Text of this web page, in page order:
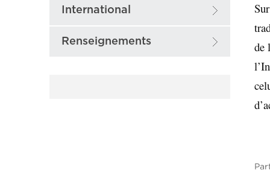
International
Renseignements
de